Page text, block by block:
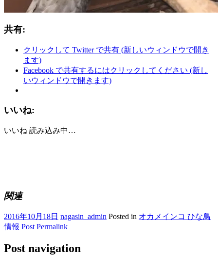
共有:
クリックして Twitter で共有 (新しいウィンドウで開き
ます)
Facebook で共有するにはクリックしてください (新し
いウィンドウで開きます)
いいね:
いいね 読み込み中…
関連
2016年10月18日 nagasin_admin Posted in オカメインコ ひな鳥
情報 Post Permalink
Post navigation